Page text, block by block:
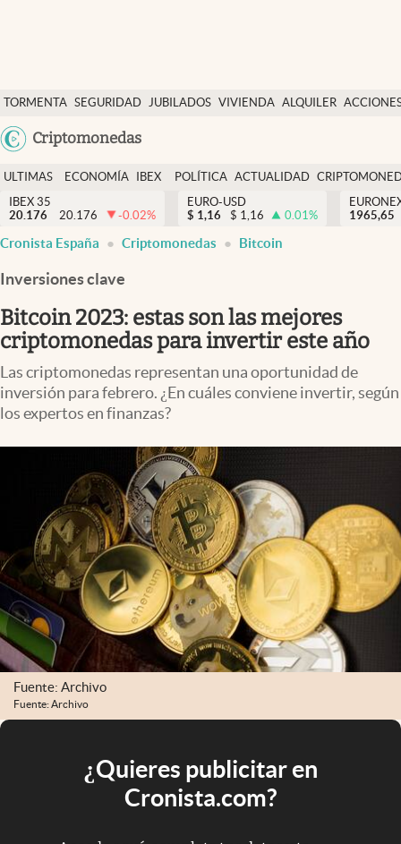
TORMENTA SEGURIDAD JUBILADOS VIVIENDA ALQUILER
USA
Criptomonedas
Economía y finanzas
Política
Actualidad
Criptomonedas
España
ULTIMAS
NOTICIAS
ECONOMÍA
FINANZAS
IBEX
EURO
POLÍTICA ACTUALIDAD
IBEX 35
20.176
20.176 -0.02%
EURO-USD
$ 1,16 $ 1,16 0.01%
1965,65
Cronista España Criptomonedas Bitcoin
Inversiones clave
Bitcoin 2023: estas son las mejores
criptomonedas para invertir este año
Las criptomonedas representan una oportunidad de
inversión para febrero. ¿En cuáles conviene invertir, según
los expertos en finanzas?
Fuente: Archivo
Fuente: Archivo
¿Quieres publicitar en
Cronista.com?